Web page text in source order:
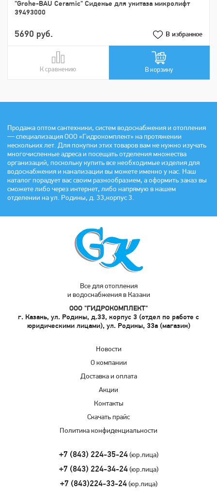
"Grohe-BAU Ceramic" Сиденье для унитаза микролифт
39493000
5690 руб. В избранное
К сравнению
В сравнении В корзину
Продажа оптом сантехники, систем водоснабжения и отопления
— специализация ООО «Гидрокомплект» на протяжении
нескольких лет. Для покупки этих товаров вам не нужно изучать
многочисленные адреса и посещать отделения множества
организаций, поскольку купить все необходимые изделия для
водоснабжения и канализации вы можете именно у нас. Наш
каталог порадует вас своим разнообразием, а оформить заказ вы
сможете либо через интернет, либо напрямую в нашем
отделении на ул. Родины, д. 33,корпус 3.
Все для отопления
и водоснабжения в Казани
ООО "ГИДРОКОМПЛЕКТ"
г. Казань, ул. Родины, д.33, корпус 3 (отдел по работе с
юридическими лицами), ул. Родины, 33а (магазин)
Новости
О компании
Доставка и оплата
Акции
Контакты
Скачать прайс
Политика конфиденциальности
+7 (843) 224-35-24(юр.лица)
+7 (843) 224-34-24(юр.лица)
+7 (843)224-33-24(юр.лица)